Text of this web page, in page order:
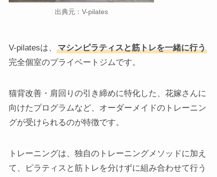
出典元：V-pilates
V-pilatesは、
マシンピラティスと筋トレを一緒に行う
完全個室のプライベートジムです。
猫背改善・肩回りの引き締めに特化した、花嫁さんに
向けたプログラムなど、オーダーメイドのトレーニン
グが受けられるのが特徴です。
トレーニングは、独自のトレーニングメソッドに加え
て、ピラティスと筋トレを分けずに組み合わせて行う